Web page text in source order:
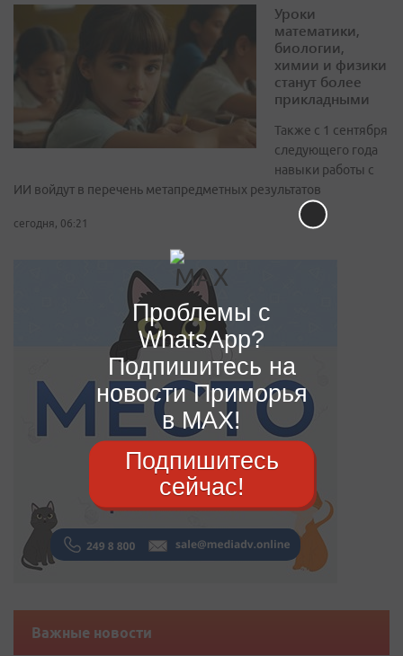
Уроки
математики,
биологии,
химии и физики
станут более
прикладными
Также с 1 сентября
следующего года
навыки работы с
ИИ войдут в перечень метапредметных результатов
сегодня, 06:21
Важные новости
Проблемы с
WhatsApp?
Подпишитесь на
новости Приморья
в MAX!
Подпишитесь
сейчас!